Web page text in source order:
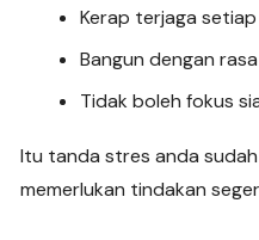
Kerap terjaga setiap
Bangun dengan
Tidak boleh fokus
Itu tanda stres anda
memerlukan tindakan